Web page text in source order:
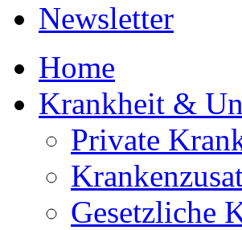
Newsletter
Home
Krankheit &
Private
Gesetzliche